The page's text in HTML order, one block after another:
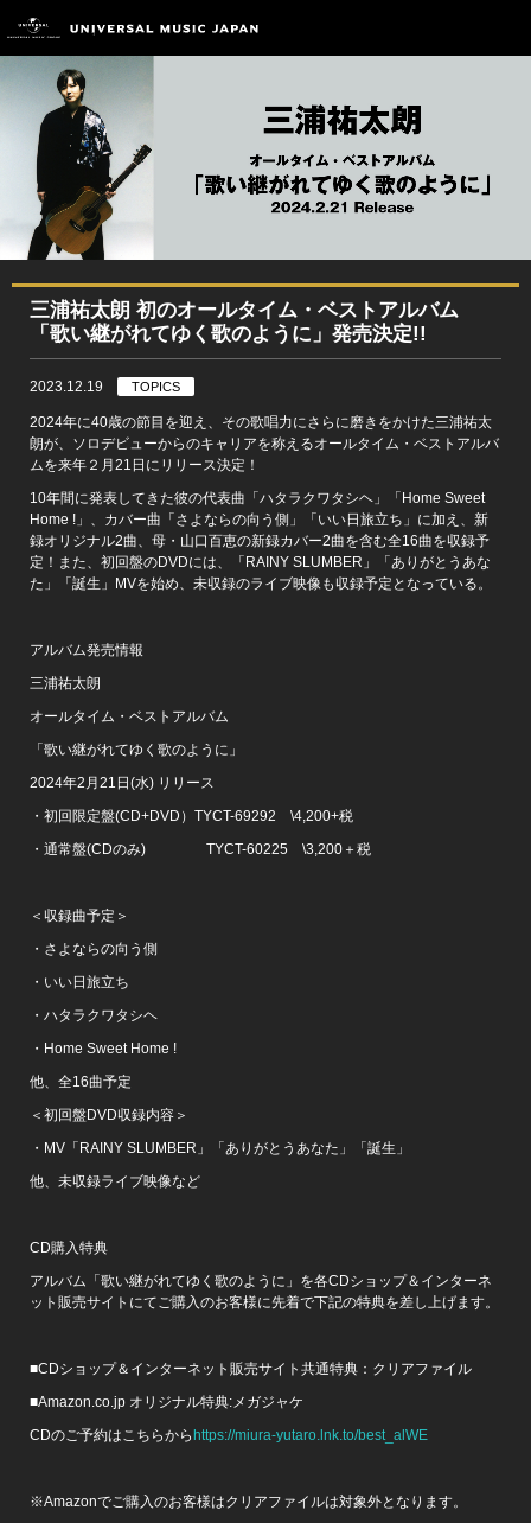
三浦祐太朗 初のオールタイム・ベストアルバム
「歌い継がれてゆく歌のように」発売決定!!
2023.12.19 TOPICS
2024年に40歳の節目を迎え、その歌唱力にさらに磨きをかけた三浦祐太
朗が、ソロデビューからのキャリアを称えるオールタイム・ベストアルバ
ムを来年２月21日にリリース決定！
10年間に発表してきた彼の代表曲「ハタラクワタシヘ」「Home Sweet
Home !」、カバー曲「さよならの向う側」「いい日旅立ち」に加え、新
録オリジナル2曲、母・山口百恵の新録カバー2曲を含む全16曲を収録予
定！また、初回盤のDVDには、「RAINY SLUMBER」「ありがとうあな
た」「誕生」MVを始め、未収録のライブ映像も収録予定となっている。
アルバム発売情報
三浦祐太朗
オールタイム・ベストアルバム
「歌い継がれてゆく歌のように」
2024年2月21日(水) リリース
・初回限定盤(CD+DVD）TYCT-69292 \4,200+税
・通常盤(CDのみ) TYCT-60225 \3,200＋税
＜収録曲予定＞
・さよならの向う側
・いい日旅立ち
・ハタラクワタシヘ
・Home Sweet Home !
他、全16曲予定
＜初回盤DVD収録内容＞
・MV「RAINY SLUMBER」「ありがとうあなた」「誕生」
他、未収録ライブ映像など
CD購入特典
アルバム「歌い継がれてゆく歌のように」を各CDショップ＆インターネ
ット販売サイトにてご購入のお客様に先着で下記の特典を差し上げます。
■CDショップ＆インターネット販売サイト共通特典：クリアファイル
■Amazon.co.jp オリジナル特典:メガジャケ
CDのご予約はこちらからhttps://miura-yutaro.lnk.to/best_alWE
※Amazonでご購入のお客様はクリアファイルは対象外となります。